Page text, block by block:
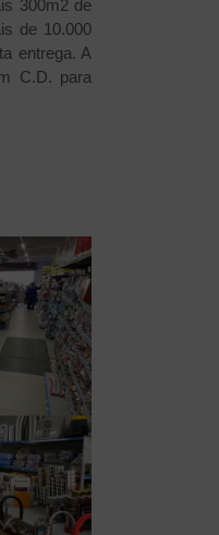
300m2 de
de 10.000
entrega. A
C.D. para